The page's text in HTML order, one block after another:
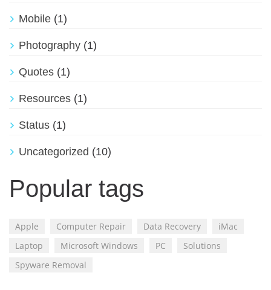
Mobile (1)
Photography (1)
Quotes (1)
Resources (1)
Status (1)
Uncategorized (10)
Popular tags
Apple Computer Repair Data Recovery
iMac
Laptop
Microsoft Windows PC
Solutions
Spyware Removal